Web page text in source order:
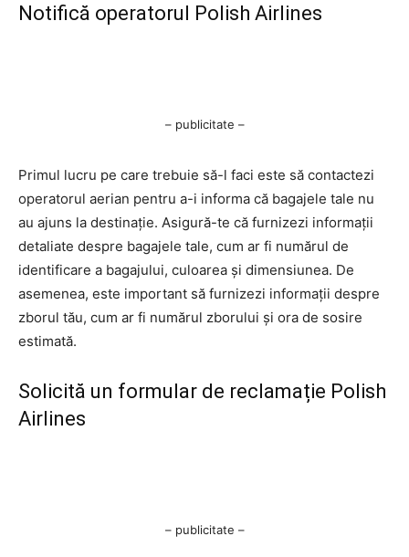
Notifică operatorul Polish Airlines
– publicitate –
Primul lucru pe care trebuie să-l faci este să contactezi
operatorul aerian pentru a-i informa că bagajele tale nu
au ajuns la destinație. Asigură-te că furnizezi informații
detaliate despre bagajele tale, cum ar fi numărul de
identificare a bagajului, culoarea și dimensiunea. De
asemenea, este important să furnizezi informații despre
zborul tău, cum ar fi numărul zborului și ora de sosire
estimată.
Solicită un formular de reclamație Polish
Airlines
– publicitate –